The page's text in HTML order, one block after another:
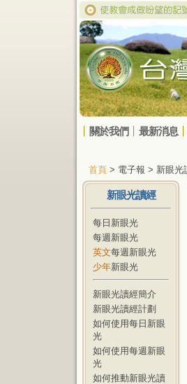
關於我們 最新消息
首頁 > 電子報 > 新眼光
新眼光讀經
每日新眼光
每週新眼光
英文每週新眼光
少年新眼光
新眼光讀經簡介
新眼光讀經計劃
如何使用每日新眼
光
如何使用每週新眼
光
如何推動新眼光讀